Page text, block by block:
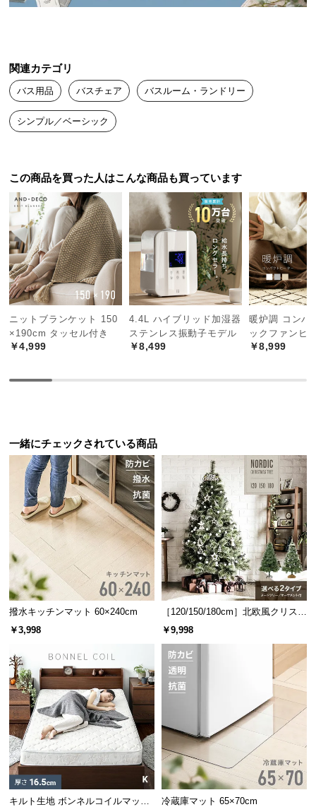
い
て
大
品
配
送
に
つ
い
て
中
型
商
に
つ
い
て
小
商
品
の
配
送
に
て
開
梱
設
置
サ
ー
関連カテゴリ
バス用品 バスチェア バスルーム・ランドリー
シンプル／ベーシック
この商品を買った人はこんな商品も買っています
ニットブランケット 150
×190cm タッセル付き
￥4,999
4.4L ハイブリッド加湿器
ステンレス振動子モデル
￥8,499
暖炉調 コンパ
ックファンヒ
￥8,999
一緒にチェックされている商品
撥水キッチンマット 60×240cm
￥3,998
［120/150/180cm］北欧風クリスマ
スツリー オーナメントセット
￥9,998
キルト生地 ボンネルコイルマット
冷蔵庫マット 65×70cm